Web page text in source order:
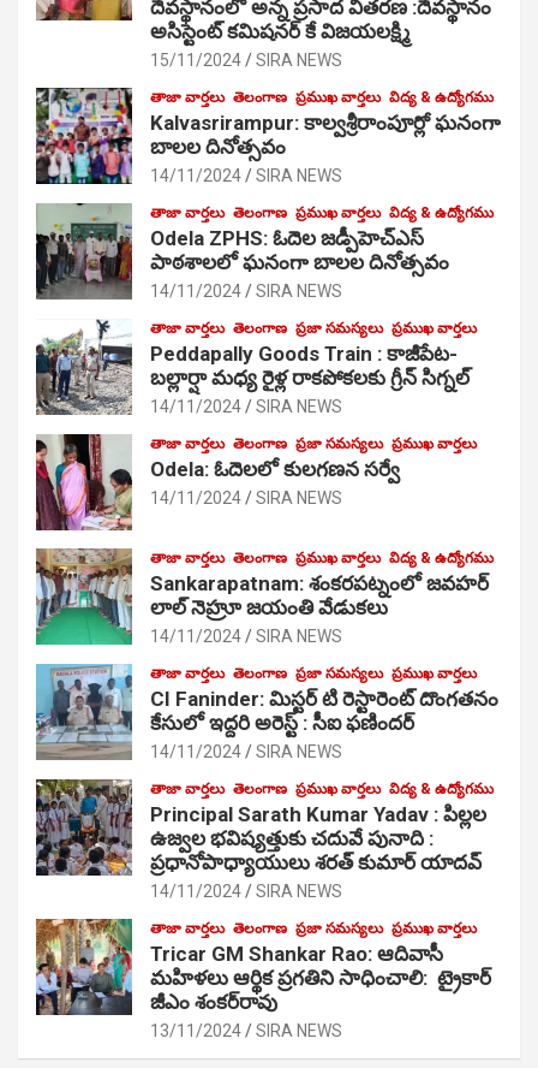
దేవస్థానంలో అన్న ప్రసాద వితరణ :దేవస్థానం
అసిస్టెంట్ కమిషనర్ కే విజయలక్ష్మి
15/11/2024 SIRA NEWS
తాజా వార్తలు తెలంగాణ ప్రముఖ వార్తలు విద్య & ఉద్యోగము
Kalvasrirampur: కాల్వశ్రీరాంపూర్లో ఘనంగా
బాలల దినోత్సవం
14/11/2024 SIRA NEWS
తాజా వార్తలు తెలంగాణ ప్రముఖ వార్తలు విద్య & ఉద్యోగము
Odela ZPHS: ఓదెల జ‌డ్పీహెచ్ఎస్
పాఠ‌శాల‌లో ఘనంగా బాలల దినోత్సవం
14/11/2024 SIRA NEWS
తాజా వార్తలు తెలంగాణ ప్రజా సమస్యలు ప్రముఖ వార్తలు
Peddapally Goods Train : కాజీపేట-
బల్లార్షా మధ్య రైళ్ల రాకపోకలకు గ్రీన్ సిగ్నల్
14/11/2024 SIRA NEWS
తాజా వార్తలు తెలంగాణ ప్రజా సమస్యలు ప్రముఖ వార్తలు
Odela: ఓదెలలో కులగణన సర్వే
14/11/2024 SIRA NEWS
తాజా వార్తలు తెలంగాణ ప్రముఖ వార్తలు విద్య & ఉద్యోగము
Sankarapatnam: శంకరపట్నంలో జవహర్
లాల్ నెహ్రూ జయంతి వేడుకలు
14/11/2024 SIRA NEWS
తాజా వార్తలు తెలంగాణ ప్రజా సమస్యలు ప్రముఖ వార్తలు
CI Faninder: మిస్టర్ టి రెస్టారెంట్ దొంగతనం
కేసులో ఇద్దరి అరెస్ట్ : సీఐ ఫణిందర్
14/11/2024 SIRA NEWS
తాజా వార్తలు తెలంగాణ ప్రముఖ వార్తలు విద్య & ఉద్యోగము
Principal Sarath Kumar Yadav : పిల్లల
ఉజ్వల భవిష్యత్తుకు చదువే పునాది :
ప్రధానోపాధ్యాయులు శరత్ కుమార్ యాదవ్
14/11/2024 SIRA NEWS
తాజా వార్తలు తెలంగాణ ప్రజా సమస్యలు ప్రముఖ వార్తలు
Tricar GM Shankar Rao: ఆదివాసీ
మహిళలు ఆర్థిక ప్రగతిని సాధించాలి: ట్రైకార్
జీఎం శంకర్‌రావు
13/11/2024 SIRA NEWS